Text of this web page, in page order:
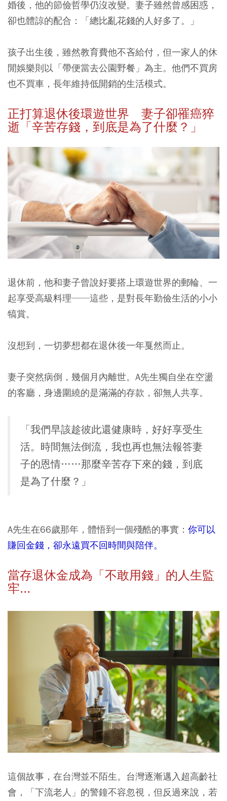
婚後，他的節儉哲學仍沒改變。妻子雖然曾感困惑，
卻也體諒的配合：「總比亂花錢的人好多了。」
孩子出生後，雖然教育費他不吝給付，但一家人的休
閒娛樂則以「帶便當去公園野餐」為主。他們不買房
也不買車，長年維持低開銷的生活模式。
正打算退休後環遊世界 妻子卻罹癌猝
逝「辛苦存錢，到底是為了什麼？」
退休前，他和妻子曾說好要搭上環遊世界的郵輪、一
起享受高級料理──這些，是對長年勤儉生活的小小
犒賞。
沒想到，一切夢想都在退休後一年戛然而止。
妻子突然病倒，幾個月內離世。A先生獨自坐在空盪
的客廳，身邊圍繞的是滿滿的存款，卻無人共享。
「我們早該趁彼此還健康時，好好享受生
活。時間無法倒流，我也再也無法報答妻
子的恩情……那麼辛苦存下來的錢，到底
是為了什麼？」
A先生在66歲那年，體悟到一個殘酷的事實： 你可以
賺回金錢，卻永遠買不回時間與陪伴。
當存退休金成為「不敢用錢」的人生監
牢...
這個故事，在台灣並不陌生。台灣逐漸邁入超高齡社
會，「下流老人」的警鐘不容忽視，但反過來說，若